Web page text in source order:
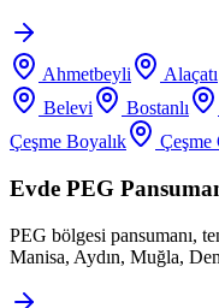
Ahmetbeyli Alaçatı
Belevi
Bostanlı
Çeşme Boyalık
Evde PEG
PEG bölgesi pansumanı,
Manisa, Aydın, Muğla,